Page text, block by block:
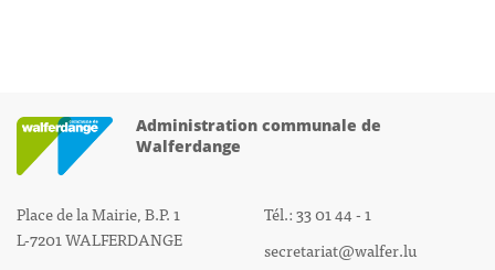
Administration communale de
Walferdange
Place de la Mairie, B.P. 1
L-7201 WALFERDANGE
Tél.: 33 01 44 - 1
secretariat@walfer.lu